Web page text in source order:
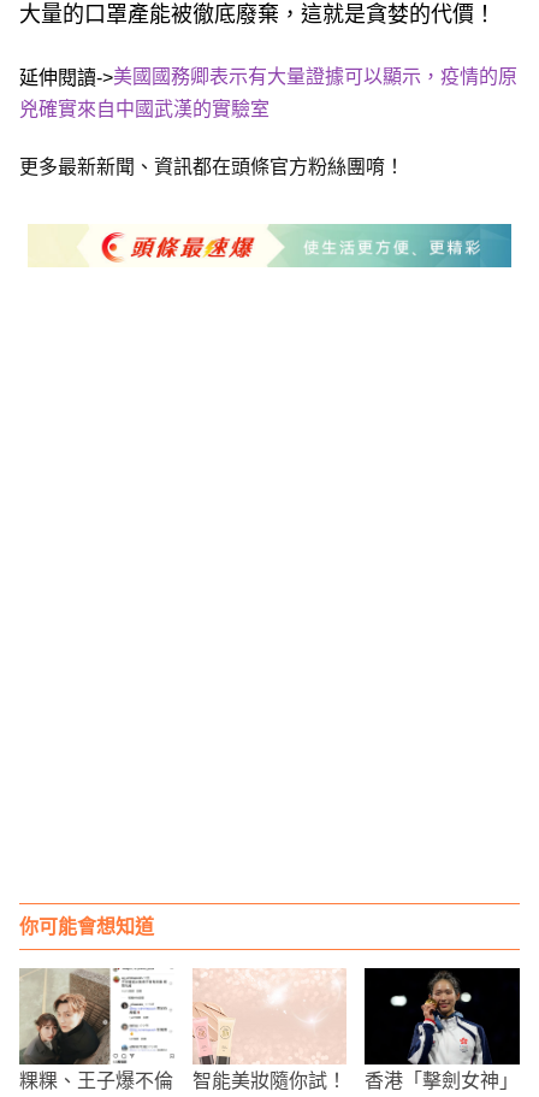
大量的口罩產能被徹底廢棄，這就是貪婪的代價！
延伸閱讀->美國國務卿表示有大量證據可以顯示，疫情的原
兇確實來自中國武漢的實驗室
更多最新新聞、資訊都在頭條官方粉絲團唷！
你可能會想知道
粿粿、王子爆不倫 智能美妝隨你試！ 香港「擊劍女神」